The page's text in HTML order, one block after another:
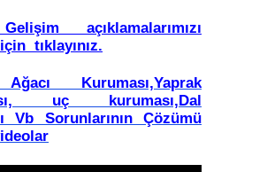
açıklamalarımızı
tıklayınız.
Kuruması,Yaprak
uç kuruması,Dal
Vb Sorunlarının Çözümü